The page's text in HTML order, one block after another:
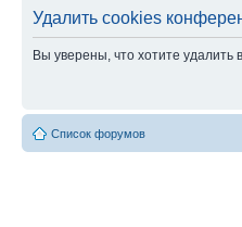
Удалить cookies
Вы уверены, что хотите
Список форумов